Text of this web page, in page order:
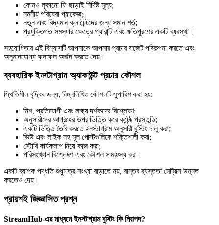
কোনও লুকানো ফি ছাড়াই নির্দিষ্ট মূল্য;
নমনীয় পরিষেবা প্যাকেজ;
নতুন এবং বিদ্যমান ক্লায়েন্টদের জন্য সমান শর্ত;
প্রযুক্তিগত সমস্যার ক্ষেত্রে গ্যারান্টি এবং ক্ষতিপূরণের একটি ব্যবস্থা।
সহযোগিতার এই বিন্যাসটি আপনাকে আপনার প্রচার বাজেট পরিকল্পনা করতে এবং
অনুমানযোগ্য ফলাফল অর্জন করতে দেয়।
ব্যবহারিক ইনস্টাগ্রাম অ্যাকাউন্ট প্রচার কৌশল
স্থিতিশীল বৃদ্ধির জন্য, নিম্নলিখিত কৌশলটি সুপারিশ করা হয়:
নিশ, প্রতিযোগী এবং লক্ষ্য দর্শকদের বিশ্লেষণ;
অনুসারীদের আগ্রহের উপর ভিত্তি করে কন্টেন্ট প্রস্তুতি;
একটি ভিত্তি তৈরি করতে ইনস্টাগ্রাম অনুসারী বুস্টিং চালু করা;
ভিউ এবং লাইক সহ মূল পোস্টগুলিকে শক্তিশালী করা;
স্টোরি কার্যকলাপ নিয়ে কাজ করা;
পরিসংখ্যান বিশ্লেষণ এবং কৌশল সামঞ্জস্য করা।
একটি ব্যাপক পদ্ধতি শুধুমাত্র সংখ্যা বাড়াতে নয়, বাস্তব ব্যস্ততা মেট্রিক্স উন্নত
করতেও দেয়।
প্রায়শই জিজ্ঞাসিত প্রশ্ন
StreamHub-এর মাধ্যমে ইনস্টাগ্রাম বুস্টিং কি নিরাপদ?